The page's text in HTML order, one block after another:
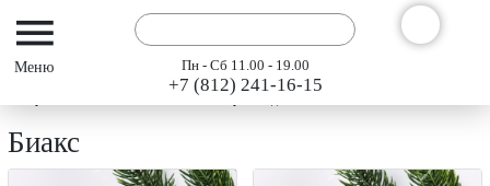
Пн - Сб 11.00 - 19.00
+7 (812) 241-16-15
Производители
Биакс